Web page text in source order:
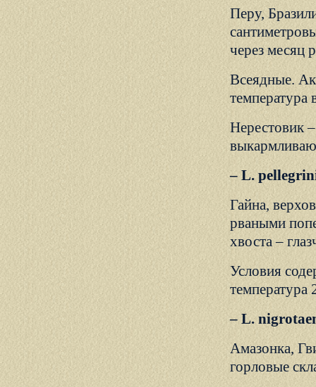
Перу,
через месяц
Всеядные.
Нерестовик
– L.
Гайна,
рваными
хвоста –
Условия
– L.
Амазонка,
горловые